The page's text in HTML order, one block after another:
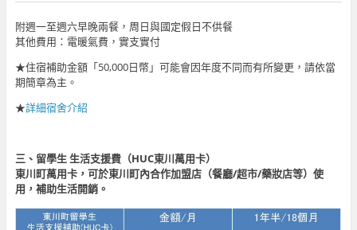
附週一至週六早晚兩餐，周日與國定假日不供餐
其他費用：電暖氣費，實支實付
★住宿補助金額「50,000日幣」可能會因年度不同而有所變更，請依當
期簡章為主。
★詳細宿舍介紹
三、留學生 生活支援費（HUC東川萬用卡）
東川町萬用卡，可於東川町內合作加盟店（餐廳/超市/藥妝店等）使
用，補助生活開銷。